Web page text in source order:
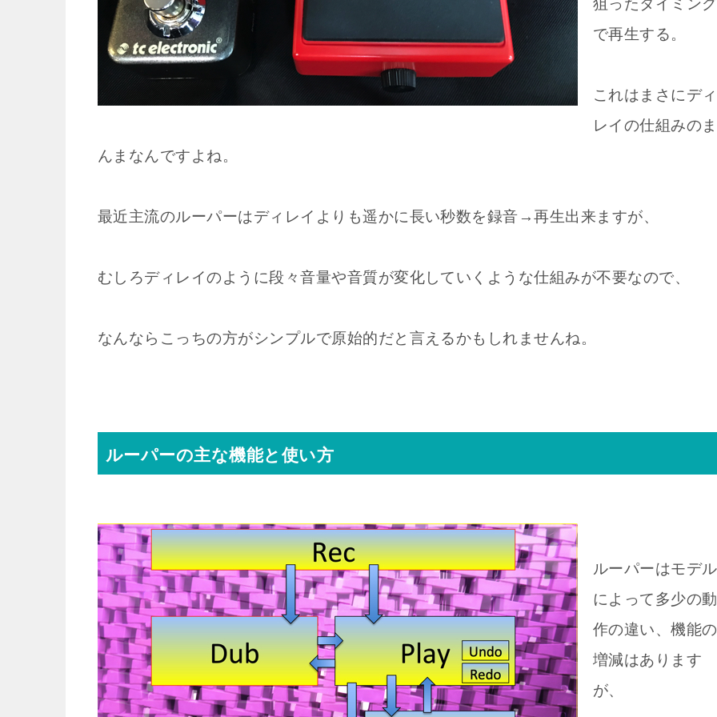
狙ったタイミング
で再生する。
これはまさにディ
レイの仕組みのま
んまなんですよね。
最近主流のルーパーはディレイよりも遥かに長い秒数を録音→再生出来ますが、
むしろディレイのように段々音量や音質が変化していくような仕組みが不要なので、
なんならこっちの方がシンプルで原始的だと言えるかもしれませんね。
ルーパーの主な機能と使い方
ルーパーはモデル
によって多少の動
作の違い、機能の
増減はあります
が、